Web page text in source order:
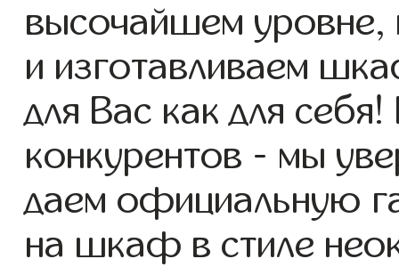
высочайшем
и изготавливаем
для Вас как для
конкурентов - мы
даем официальную
на шкаф в стиле